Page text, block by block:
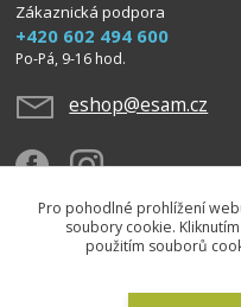
Zákaznická podpora
+420 602 494 600
Po-Pá, 9-16 hod.
eshop@esam.cz
Pro pohodlné prohlížení
soubory cookie.
použitím souborů